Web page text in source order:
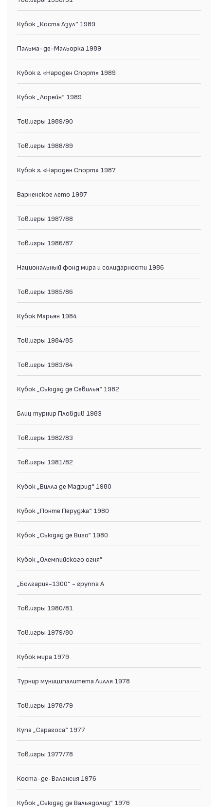
Кубок „Коста Азул“ 1989
Пальма-де-Мальорка 1989
Кубок г. «Народен Спорт» 1989
Кубок „Лорейн“ 1989
Тов.игры 1989/90
Тов.игры 1988/89
Кубок г. «Народен Спорт» 1987
Варненское лето 1987
Тов.игры 1987/88
Тов.игры 1986/87
Национальный фонд мира и солидарности 1986
Тов.игры 1985/86
Кубок Марьян 1984
Тов.игры 1984/85
Тов.игры 1983/84
Кубок „Сьюдад де Севилья“ 1982
Блиц турнир Пловдив 1983
Тов.игры 1982/83
Тов.игры 1981/82
Кубок „Вилла де Мадрид“ 1980
Кубок „Понте Перуджа“ 1980
Кубок „Сьюдад де Виго“ 1980
Кубок „Олемпийского огня”
„Болгария-1300“ - группа А
Тов.игры 1980/81
Тов.игры 1979/80
Кубок мира 1979
Турнир муниципалитета Лилля 1978
Тов.игры 1978/79
Купа „Сарагоса“ 1977
Тов.игры 1977/78
Коста-де-Валенсия 1976
Кубок „Сьюдад де Вальядолид“ 1976